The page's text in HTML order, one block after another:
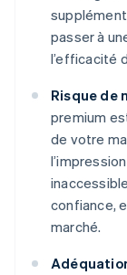
passer à
l’efficacité
Risque de
premium
de votre
confiance,
marché.